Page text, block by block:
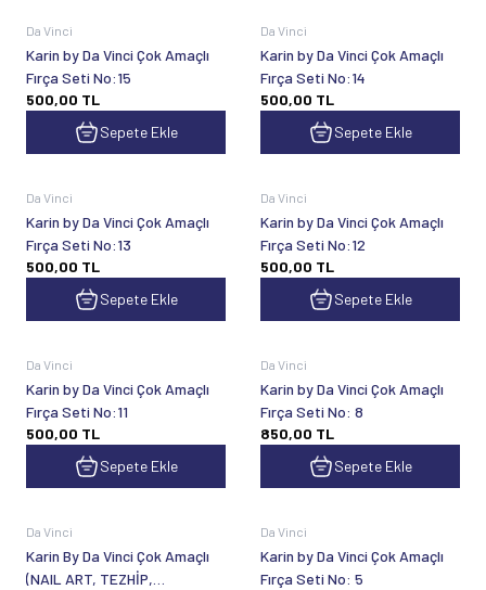
Da Vinci
Karin by Da Vinci Çok Amaçlı
Fırça Seti No:15
500,00 TL
Sepete Ekle
Da Vinci
Karin by Da Vinci Çok Amaçlı
Fırça Seti No:14
500,00 TL
Sepete Ekle
Da Vinci
Karin by Da Vinci Çok Amaçlı
Fırça Seti No:13
500,00 TL
Sepete Ekle
Da Vinci
Karin by Da Vinci Çok Amaçlı
Fırça Seti No:12
500,00 TL
Sepete Ekle
Da Vinci
Karin by Da Vinci Çok Amaçlı
Fırça Seti No:11
500,00 TL
Sepete Ekle
Da Vinci
Karin by Da Vinci Çok Amaçlı
Fırça Seti No: 8
850,00 TL
Sepete Ekle
Da Vinci
Karin By Da Vinci Çok Amaçlı
(NAIL ART, TEZHİP,
Da Vinci
Karin by Da Vinci Çok Amaçlı
Fırça Seti No: 5